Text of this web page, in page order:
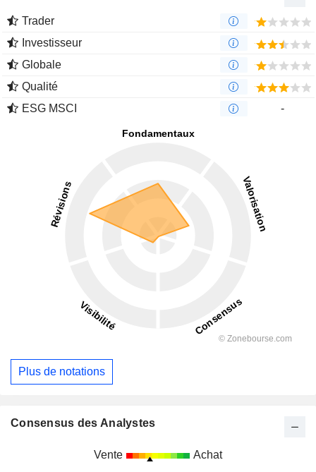
Trader
Investisseur
Globale
Qualité
ESG MSCI
-
Plus de notations
Consensus des Analystes
Vente Achat